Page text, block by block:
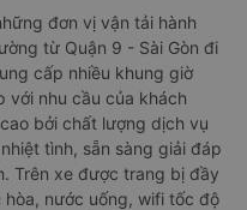
đơn vị vận tải hành
từ Quận 9 - Sài Gòn đi
cấp nhiều khung giờ
với nhu cầu của khách
bởi chất lượng dịch vụ
tình, sẵn sàng giải đáp
Trên xe được trang bị đầy
nước uống, wifi tốc độ